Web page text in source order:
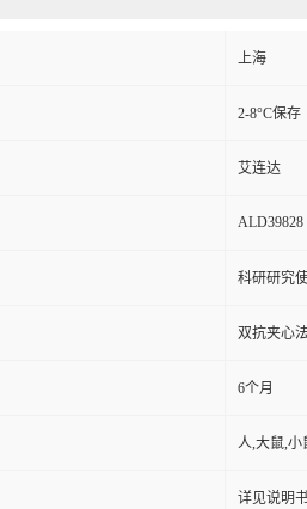
上海
2-8°C保存
艾连达
ALD39828
科研研究
双抗夹心
6个月
人,大鼠,小
详见说明